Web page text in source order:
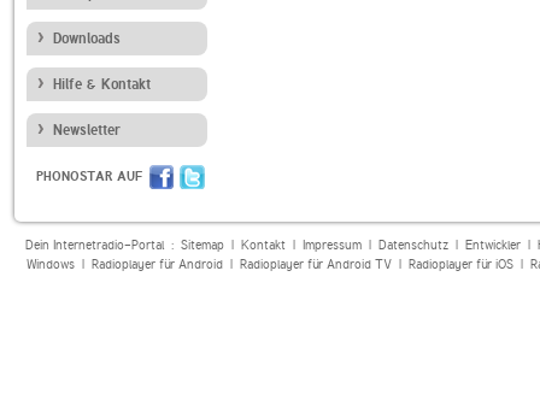
Downloads
Hilfe & Kontakt
Newsletter
PHONOSTAR AUF
Dein Internetradio-Portal : Sitemap| Kontakt| Impressum| Datenschutz| Entwickler|
Windows| Radioplayer für Android| Radioplayer für Android TV| Radioplayer für iOS|